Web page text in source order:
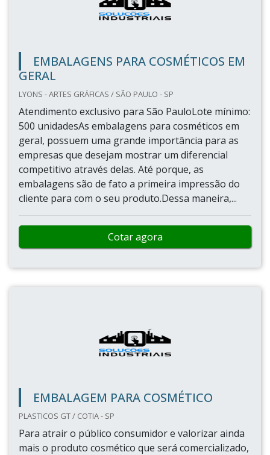
EMBALAGENS PARA COSMÉTICOS EM
GERAL
LYONS - ARTES GRÁFICAS / SÃO PAULO - SP
Atendimento exclusivo para São PauloLote mínimo:
500 unidadesAs embalagens para cosméticos em
geral, possuem uma grande importância para as
empresas que desejam mostrar um diferencial
competitivo através delas. Até porque, as
embalagens são de fato a primeira impressão do
cliente para com o seu produto.Dessa maneira,...
Cotar agora
EMBALAGEM PARA COSMÉTICO
PLASTICOS GT / COTIA - SP
Para atrair o público consumidor e valorizar ainda
mais o produto cosmético que será comercializado,